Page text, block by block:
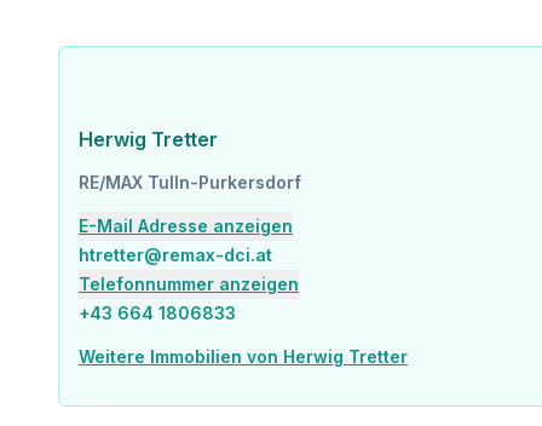
Herwig Tretter
RE/MAX Tulln-Purkersdorf
E-Mail Adresse anzeigen
htretter@remax-dci.at
Telefonnummer anzeigen
+43 664 1806833
Weitere Immobilien von Herwig Tretter